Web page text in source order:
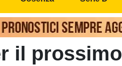
il prossimo